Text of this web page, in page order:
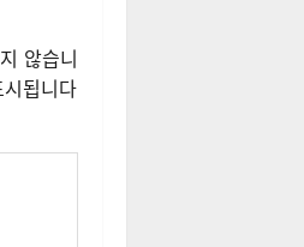
않습니
됩니다